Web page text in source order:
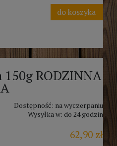
do koszyka
150g RODZINNA
Dostępność: na wyczerpaniu
Wysyłka w: do 24 godzin
62,90 zł